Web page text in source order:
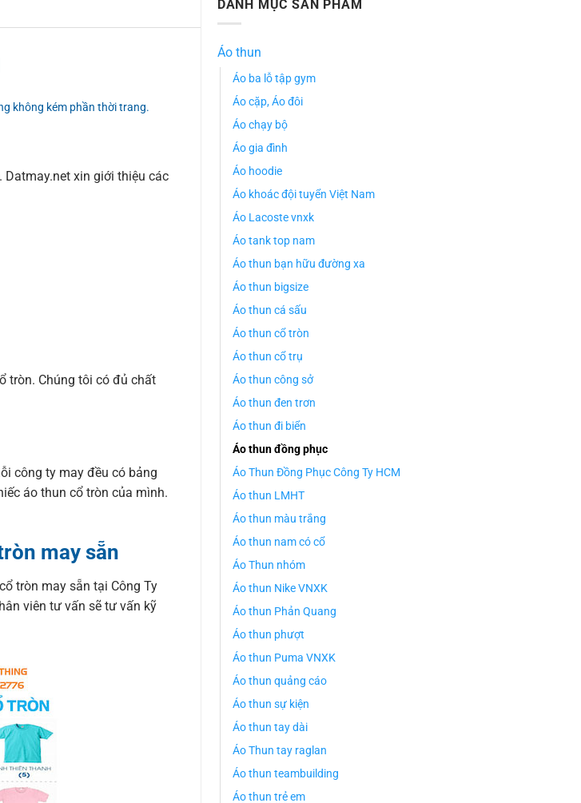
không kém phần thời trang.
xin giới thiệu các
tròn. Chúng tôi có đủ chất
công ty may đều có bảng
áo thun cổ tròn của mình.
may sẵn
tròn may sẵn tại Công Ty
viên tư vấn sẽ tư vấn kỹ
DANH MỤC SẢN PHẨM
Áo thun
Áo ba lỗ tập gym
Áo cặp, Áo đôi
Áo chạy bộ
Áo gia đình
Áo hoodie
Áo khoác đội tuyển Việt Nam
Áo Lacoste vnxk
Áo tank top nam
Áo thun bạn hữu đường xa
Áo thun bigsize
Áo thun cá sấu
Áo thun cổ tròn
Áo thun cổ trụ
Áo thun công sở
Áo thun đen trơn
Áo thun đi biển
Áo thun đồng phục
Áo Thun Đồng Phục Công Ty HCM
Áo thun LMHT
Áo thun màu trắng
Áo thun nam có cổ
Áo Thun nhóm
Áo thun Nike VNXK
Áo thun Phản Quang
Áo thun phượt
Áo thun Puma VNXK
Áo thun quảng cáo
Áo thun sự kiện
Áo thun tay dài
Áo Thun tay raglan
Áo thun teambuilding
Áo thun trẻ em